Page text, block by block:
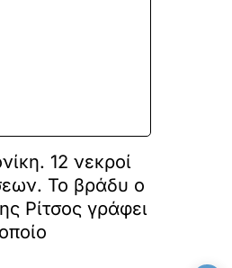
12 νεκροί
Το βράδυ ο
Ρίτσος γράφει